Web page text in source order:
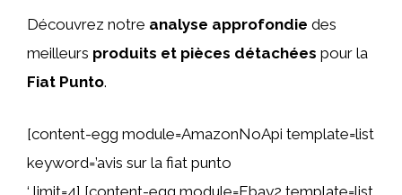
Découvrez notre analyse approfondie des
meilleurs produits et pièces détachées pour la
Fiat Punto.
[content-egg module=AmazonNoApi template=list
keyword=’avis sur la fiat punto
‘ limit=4] [content-egg module=Ebay2 template=list